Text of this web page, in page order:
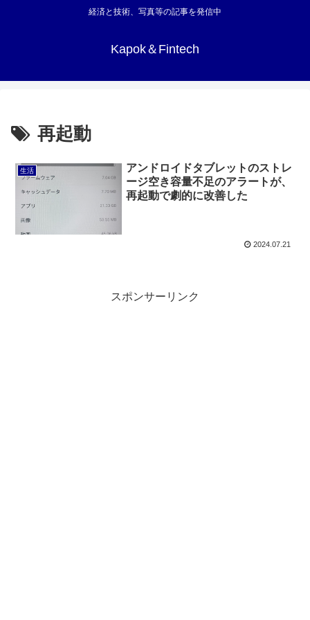
経済と技術、写真等の記事を発信中
Kapok＆Fintech
再起動
生活
アンドロイドタブレットのストレ
ージ空き容量不足のアラートが、
再起動で劇的に改善した
2024.07.21
スポンサーリンク